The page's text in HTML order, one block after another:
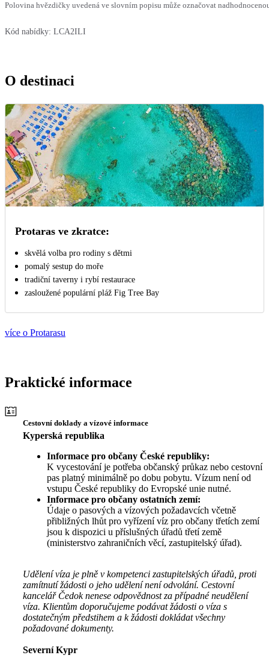
Polovina hvězdičky uvedená ve slovním popisu může označovat
Kód nabídky: LCA2ILI
O destinaci
Protaras ve zkratce:
skvělá volba pro rodiny s dětmi
pomalý sestup do moře
tradiční taverny i rybí restaurace
zasloužené populární pláž Fig Tree Bay
více o Protarasu
Praktické informace
Cestovní doklady a vízové informace
Kyperská republika
Informace pro občany České republiky:
K vycestování je potřeba občanský průkaz nebo cestovní
pas platný minimálně po dobu pobytu. Vízum není od
vstupu České republiky do Evropské unie nutné.
Informace pro občany ostatních zemí:
Údaje o pasových a vízových požadavcích včetně
přibližných lhůt pro vyřízení víz pro občany třetích zemí
jsou k dispozici u příslušných úřadů třetí země
(ministerstvo zahraničních věcí, zastupitelský úřad).
Udělení víza je plně v kompetenci zastupitelských úřadů, proti
zamítnutí žádosti o jeho udělení není odvolání. Cestovní
kancelář Čedok nenese odpovědnost za případné neudělení
víza. Klientům doporučujeme podávat žádosti o víza s
dostatečným předstihem a k žádosti dokládat všechny
požadované dokumenty.
Severní Kypr